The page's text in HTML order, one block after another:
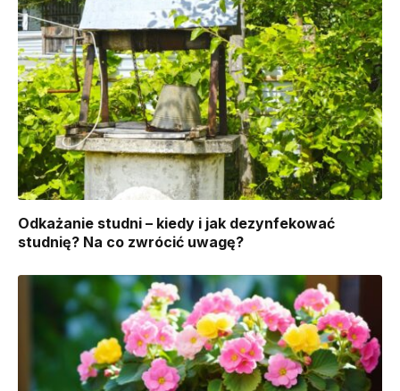
Odkażanie studni – kiedy i jak dezynfekować
studnię? Na co zwrócić uwagę?